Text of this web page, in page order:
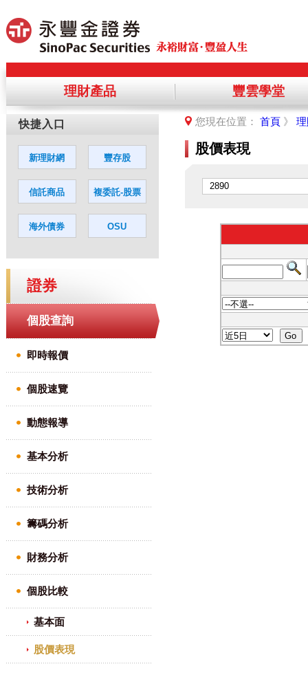
理財產品 豐雲學堂
證券
個股查詢
即時報價
個股速覽
動態報導
基本分析
技術分析
籌碼分析
財務分析
個股比較
基本面
股價表現
您現在位置： 首頁 》
股價表現
您若同意繼續進入該網站，請點選